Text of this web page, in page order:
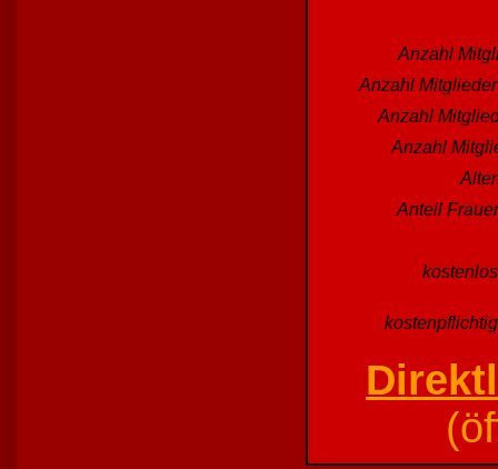
Anzahl
Anzahl
Anzahl
Anzahl
Anteil